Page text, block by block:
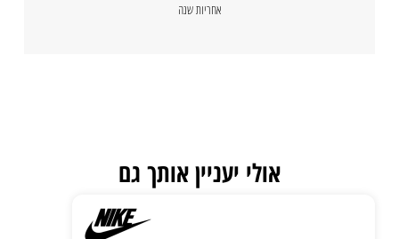
אחריות שנה
אולי יעניין אותך גם